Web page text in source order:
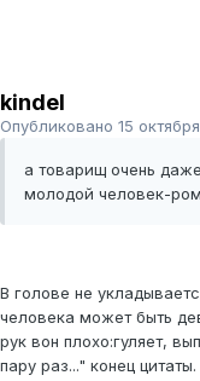
kindel
Опубликовано 15
а товарищ очень
молодой человек-
В голове не
человека может быть
рук вон плохо:гуляет,
пару раз..." конец цитаты.